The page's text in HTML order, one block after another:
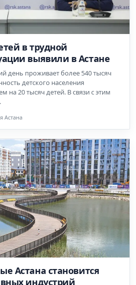
в трудной
выявили в Астане
день проживает более 540 тысяч
детского населения
на 20 тысяч детей. В связи с этим
Астана
Астана становится
индустрий